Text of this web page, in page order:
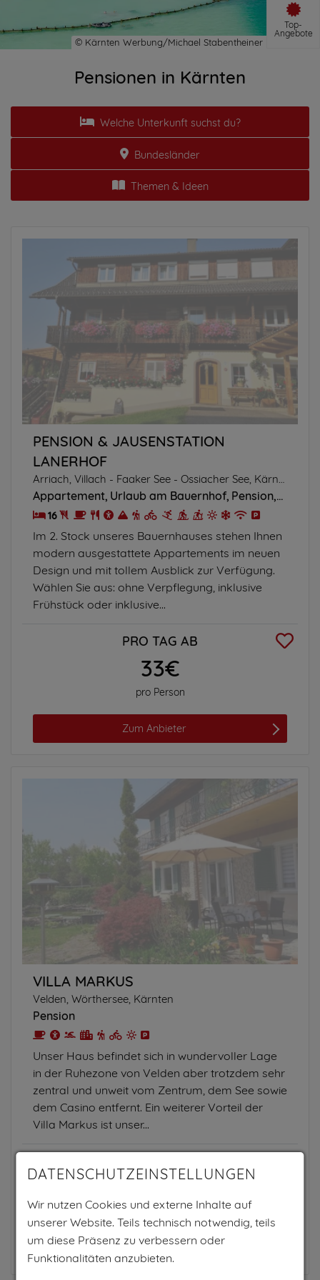
Top-
Angebote
Pensionen in Kärnten
Welche Unterkunft suchst du?
Bundesländer
Themen & Ideen
PENSION & JAUSENSTATION
LANERHOF
Arriach, Villach - Faaker See - Ossiacher See, Kärnten
Appartement Urlaub am Bauernhof Pension
16
Im 2. Stock unseres Bauernhauses stehen Ihnen
modern ausgestattete Appartements im neuen
Design und mit tollem Ausblick zur Verfügung.
Wählen Sie aus: ohne Verpflegung, inklusive
Frühstück oder inklusive...
PRO TAG AB
33€
pro Person
Zum Anbieter
VILLA MARKUS
Velden, Wörthersee, Kärnten
Pension
Unser Haus befindet sich in wundervoller Lage
in der Ruhezone von Velden aber trotzdem sehr
zentral und unweit vom Zentrum, dem See sowie
dem Casino entfernt. Ein weiterer Vorteil der
Villa Markus ist unser...
39€
pro Person
Zum Anbieter
DATENSCHUTZEINSTELLUNGEN
Wir nutzen Cookies und externe Inhalte auf
unserer Website. Teils technisch notwendig, teils
um diese Präsenz zu verbessern oder
Funktionalitäten anzubieten.